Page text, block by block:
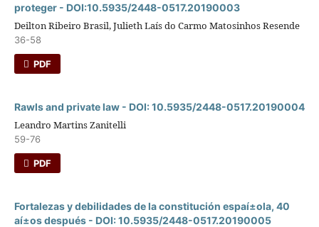
proteger - DOI:10.5935/2448-0517.20190003
Deilton Ribeiro Brasil, Julieth Laís do Carmo Matosinhos Resende
36-58
PDF
Rawls and private law - DOI: 10.5935/2448-0517.20190004
Leandro Martins Zanitelli
59-76
PDF
Fortalezas y debilidades de la constitución espaí±ola, 40
aí±os después - DOI: 10.5935/2448-0517.20190005